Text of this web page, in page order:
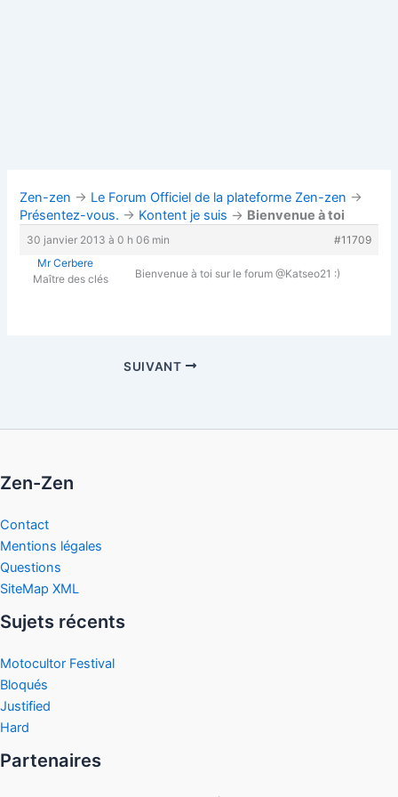
Zen-zen → Le Forum Officiel de la plateforme Zen-zen →
Présentez-vous. → Kontent je suis → Bienvenue à toi
30 janvier 2013 à 0 h 06 min
#11709
Mr Cerbere
Maître des clés
Bienvenue à toi sur le forum @Katseo21 :)
SUIVANT
Zen-Zen
Contact
Mentions légales
Questions
SiteMap XML
Sujets récents
Motocultor Festival
Bloqués
Justified
Hard
Partenaires